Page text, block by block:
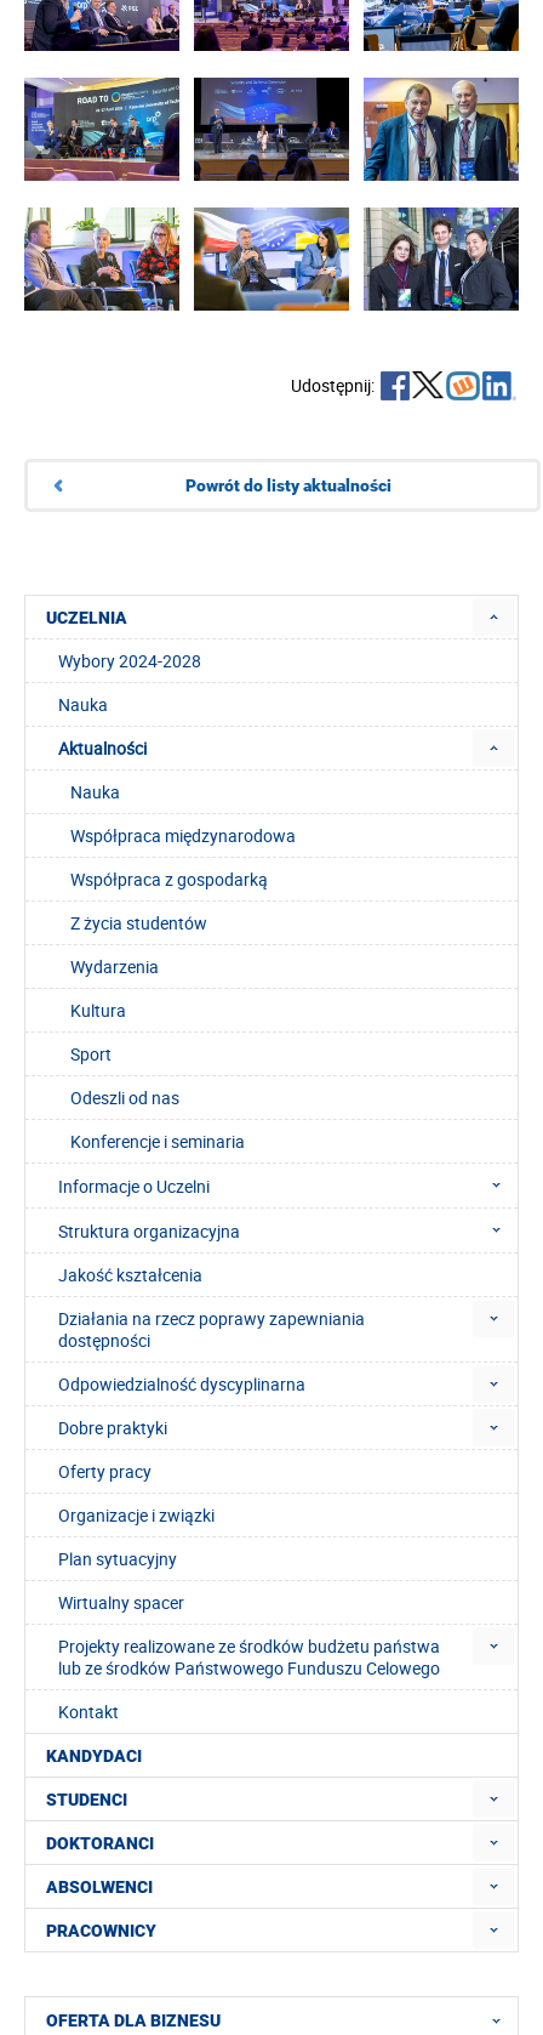
Udostępnij:
Powrót do listy aktualności
UCZELNIA
Wybory 2024-2028
Nauka
Aktualności
Nauka
Współpraca międzynarodowa
Współpraca z gospodarką
Z życia studentów
Wydarzenia
Kultura
Sport
Odeszli od nas
Konferencje i seminaria
Informacje o Uczelni
Struktura organizacyjna
Jakość kształcenia
Działania na rzecz poprawy zapewniania
dostępności
Odpowiedzialność dyscyplinarna
Dobre praktyki
Oferty pracy
Organizacje i związki
Plan sytuacyjny
Wirtualny spacer
Projekty realizowane ze środków budżetu państwa
lub ze środków Państwowego Funduszu Celowego
Kontakt
KANDYDACI
STUDENCI
DOKTORANCI
ABSOLWENCI
PRACOWNICY
OFERTA DLA BIZNESU